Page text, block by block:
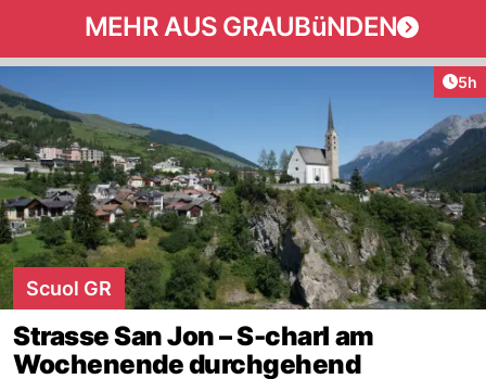
MEHR AUS GRAUBüNDEN
5h
Scuol GR
Strasse San Jon – S-charl am
Wochenende durchgehend